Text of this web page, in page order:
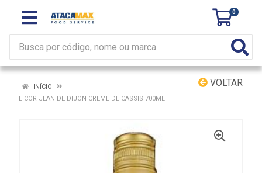
0
VOLTAR
INÍCIO
LICOR JEAN DE DIJON CREME DE CASSIS 700ML